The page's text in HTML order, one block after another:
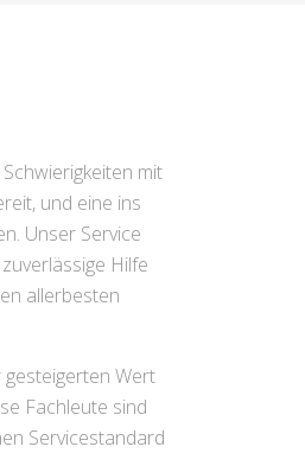
mit
und eine ins
Unser Service
Hilfe
allerbesten
Wert
Fachleute sind
Servicestandard